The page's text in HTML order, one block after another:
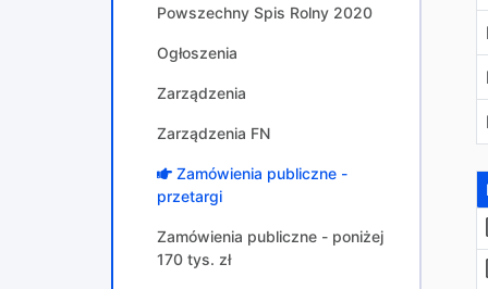
Powszechny Spis Rolny 2020
Ogłoszenia
Zarządzenia
Zarządzenia FN
Zamówienia publiczne -
przetargi
Zamówienia publiczne - poniżej
170 tys. zł